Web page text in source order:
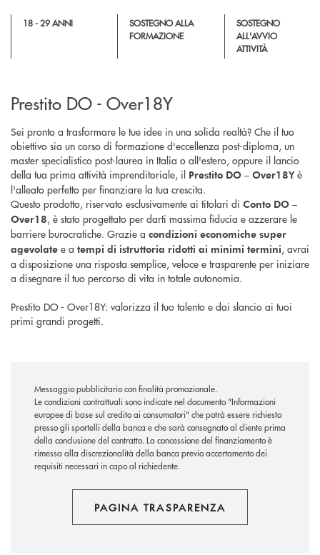
18 - 29 ANNI
SOSTEGNO ALLA
FORMAZIONE
SOSTEGNO
ALL'AVVIO
ATTIVITÀ
Prestito DO - Over18Y
Sei pronto a trasformare le tue idee in una solida realtà? Che il tuo
obiettivo sia un corso di formazione d'eccellenza post-diploma, un
master specialistico post-laurea in Italia o all'estero, oppure il lancio
della tua prima attività imprenditoriale, il Prestito DO – Over18Yè
l'alleato perfetto per finanziare la tua crescita.
Questo prodotto, riservato esclusivamente ai titolari di Conto DO –
Over18, è stato progettato per darti massima fiducia e azzerare le
barriere burocratiche. Grazie a condizioni economiche super
agevolate e a tempi di istruttoria ridotti ai minimi termini, avrai
a disposizione una risposta semplice, veloce e trasparente per iniziare
a disegnare il tuo percorso di vita in totale autonomia.
Prestito DO - Over18Y: valorizza il tuo talento e dai slancio ai tuoi
primi grandi progetti.
Messaggio pubblicitario con finalità promozionale.
Le condizioni contrattuali sono indicate nel documento "Informazioni
europee di base sul credito ai consumatori" che potrà essere richiesto
presso gli sportelli della banca e che sarà consegnato al cliente prima
della conclusione del contratto. La concessione del finanziamento è
rimessa alla discrezionalità della banca previo accertamento dei
requisiti necessari in capo al richiedente.
PAGINA TRASPARENZA